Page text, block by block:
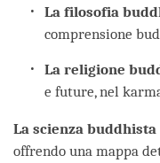
La filosofia
comprensione
La religione
e future, nel
La scienza buddhista
offrendo una mappa